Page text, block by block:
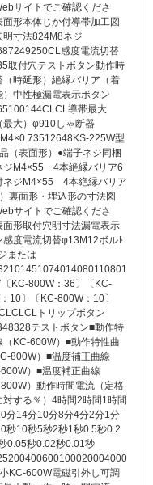
サイトでご確認くださ
面形本体じか付導帯加工図
明寸法824M8ネジ
感度電流切替
取付穴テストボタン動作時
（時延形）絶縁バリア（着
）中性極漏電表示ボタン
導帯最大
最大）φ910しゃ断器
225W型
（表面形）●端子ネジ同梱
ジM4×55 4本絶縁バリア6
ネジM4×55 4本絶縁バリア
裏面形・埋込形の寸法図
サイトでご確認くださ
面形取付穴明寸法漏電表示
感度電流切替φ13M12ボルﾄ
または
KC-800W：36〕〔KC-
10〕〔KC-800W：10〕
トリップボタン
テストボタン■動作特
（KC-600W）■動作特性曲
800W）■温度補正曲線
600W）■温度補正曲線
800W）動作時間電流（定格
対する％）4時間2時間1時間
分14分10分8分4分2分1分
秒10秒5秒2秒1秒0.5秒0.2
0.05秒0.02秒0.01秒
KC-600W電磁引外し可調